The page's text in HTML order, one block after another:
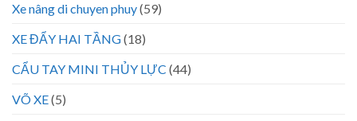
Xe nâng di chuyen phuy(59)
XE ĐẨY HAI TẦNG(18)
CẨU TAY MINI THỦY LỰC (44)
VÕ XE(5)